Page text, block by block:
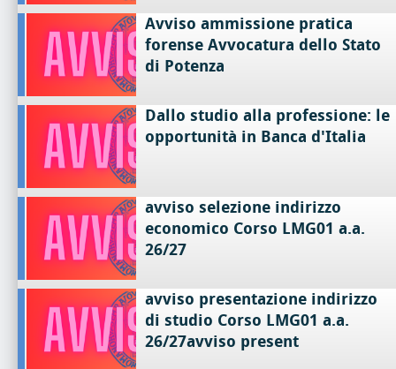
Avviso ammissione pratica
forense Avvocatura dello Stato
di Potenza
Dallo studio alla professione: le
opportunità in Banca d'Italia
avviso selezione indirizzo
economico Corso LMG01 a.a.
26/27
avviso presentazione indirizzo
di studio Corso LMG01 a.a.
26/27avviso present